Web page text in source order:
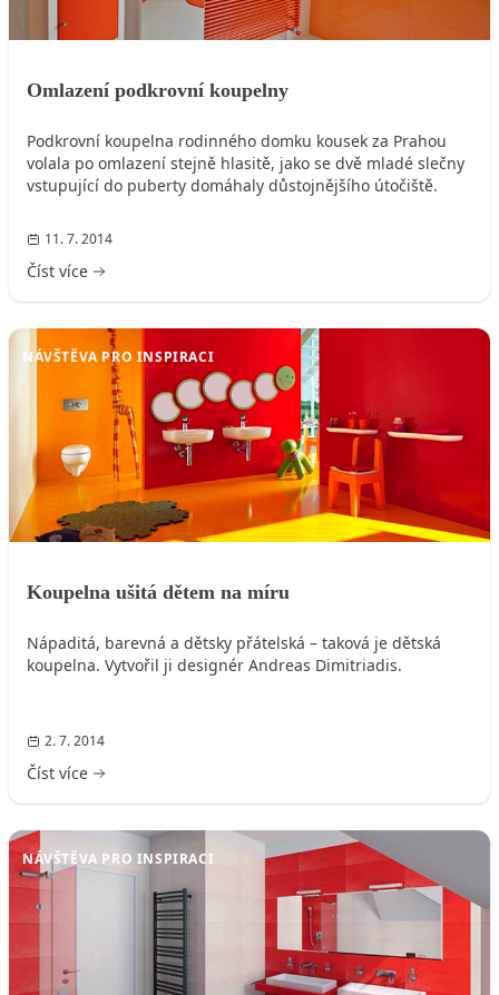
Omlazení podkrovní koupelny
Podkrovní koupelna rodinného domku kousek za Prahou
volala po omlazení stejně hlasitě, jako se dvě mladé slečny
vstupující do puberty domáhaly důstojnějšího útočiště.
11. 7. 2014
Číst více
NÁVŠTĚVA PRO INSPIRACI
Koupelna ušitá dětem na míru
Nápaditá, barevná a dětsky přátelská – taková je dětská
koupelna. Vytvořil ji designér Andreas Dimitriadis.
2. 7. 2014
Číst více
NÁVŠTĚVA PRO INSPIRACI